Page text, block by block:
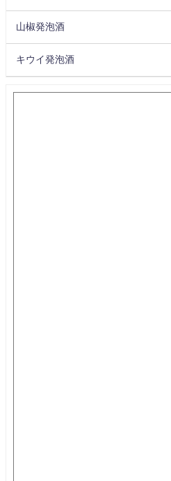
山椒発泡酒
キウイ発泡酒